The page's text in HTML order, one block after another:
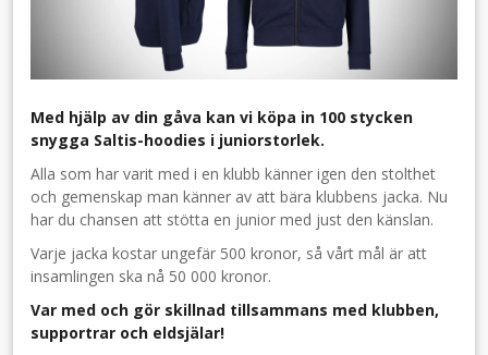
Med hjälp av din gåva kan vi köpa in 100 stycken
snygga Saltis-hoodies i juniorstorlek.
Alla som har varit med i en klubb känner igen den stolthet
och gemenskap man känner av att bära klubbens jacka. Nu
har du chansen att stötta en junior med just den känslan.
Varje jacka kostar ungefär 500 kronor, så vårt mål är att
insamlingen ska nå 50 000 kronor.
Var med och gör skillnad tillsammans med klubben,
supportrar och eldsjälar!